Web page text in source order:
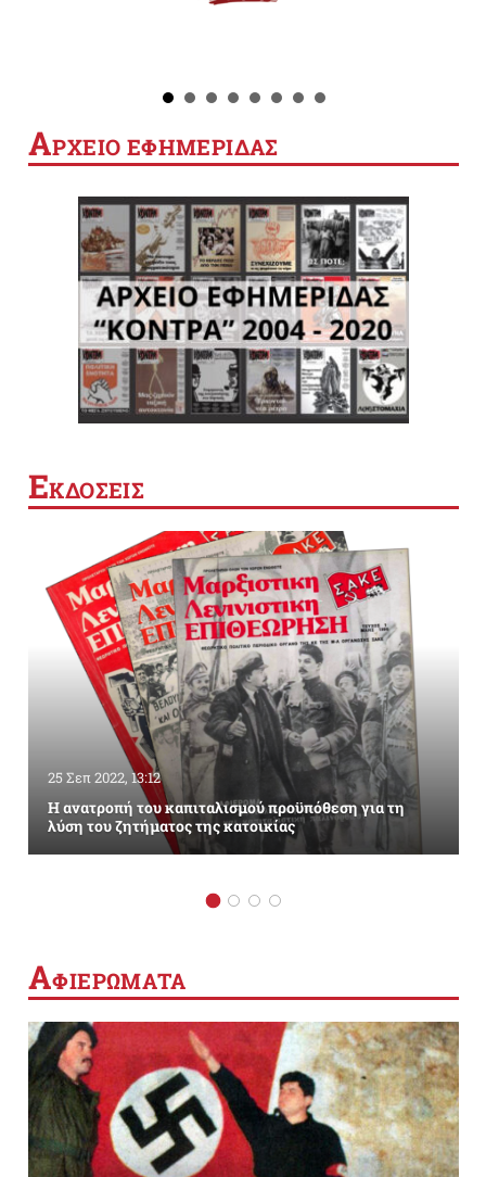
ΑΡΧΕΙΟ ΕΦΗΜΕΡΙΔΑΣ
ΕΚΔΟΣΕΙΣ
25 Σεπ 2022, 13:12
Η ανατροπή του καπιταλισμού προϋπόθεση για τη
λύση του ζητήματος της κατοικίας
ΑΦΙΕΡΩΜΑΤΑ